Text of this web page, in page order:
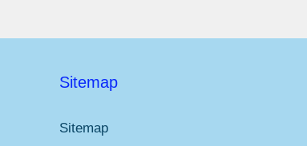
Sitemap
Sitemap